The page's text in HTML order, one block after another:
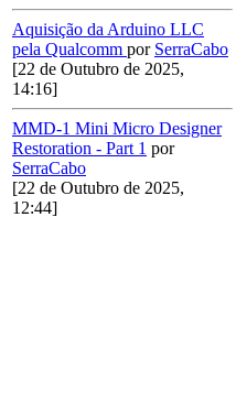
Aquisição da Arduino LLC
pela Qualcomm por SerraCabo
[22 de Outubro de 2025,
14:16]
MMD-1 Mini Micro Designer
Restoration - Part 1 por
SerraCabo
[22 de Outubro de 2025,
12:44]